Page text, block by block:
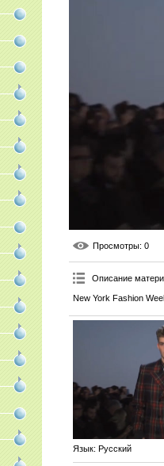
Просмотры: 0
Описание
New York Fashion
Язык: Русский